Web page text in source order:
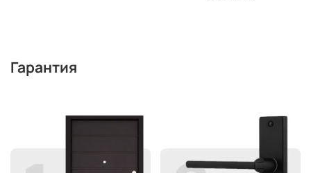
Гарантия